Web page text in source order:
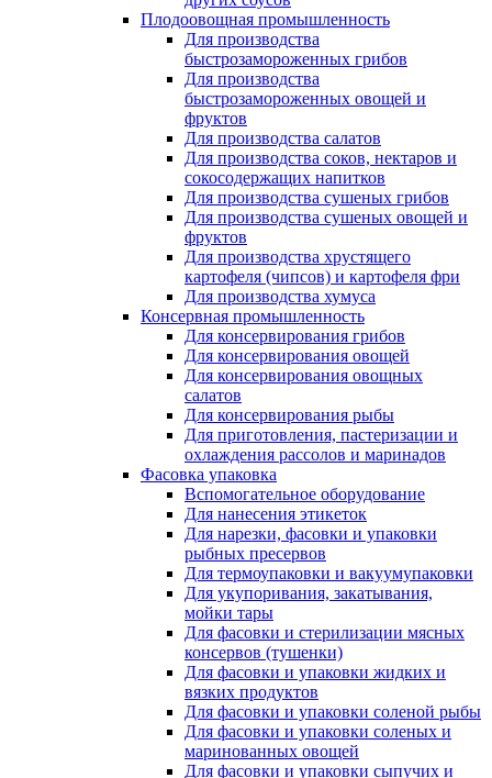
Плодоовощная промышленность
Для производства
быстрозамороженных грибов
Для производства
быстрозамороженных овощей и
фруктов
Для производства салатов
Для производства соков, нектаров и
сокосодержащих напитков
Для производства сушеных грибов
Для производства сушеных овощей и
фруктов
Для производства хрустящего
картофеля (чипсов) и картофеля фри
Для производства хумуса
Консервная промышленность
Для консервирования грибов
Для консервирования овощей
Для консервирования овощных
салатов
Для консервирования рыбы
Для приготовления, пастеризации и
охлаждения рассолов и маринадов
Фасовка упаковка
Вспомогательное оборудование
Для нанесения этикеток
Для нарезки, фасовки и упаковки
рыбных пресервов
Для термоупаковки и вакуумупаковки
Для укупоривания, закатывания,
мойки тары
Для фасовки и стерилизации мясных
консервов (тушенки)
Для фасовки и упаковки жидких и
вязких продуктов
Для фасовки и упаковки соленой рыбы
Для фасовки и упаковки соленых и
маринованных овощей
Для фасовки и упаковки сыпучих и